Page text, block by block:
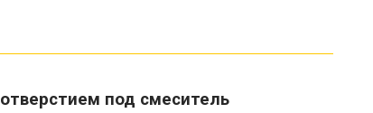
под смеситель